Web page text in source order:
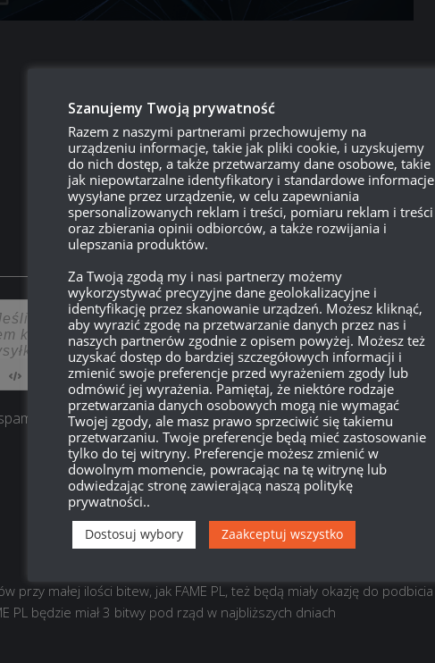
750
{} [+]
Dowiedz się, w jaki sposób przetwarzane są dane Twoich
przy małej ilości bitew, jak FAME PL, też będą miały okazję do podbicia
PL będzie miał 3 bitwy pod rząd w najbliższych dniach
Szanujemy Twoją prywatność
Razem z naszymi partnerami przechowujemy na
urządzeniu informacje, takie jak pliki cookie, i uzyskujemy
do nich dostęp, a także przetwarzamy dane osobowe, takie
jak niepowtarzalne identyfikatory i standardowe informacje
wysyłane przez urządzenie, w celu zapewniania
spersonalizowanych reklam i treści, pomiaru reklam i treści
oraz zbierania opinii odbiorców, a także rozwijania i
ulepszania produktów.
Za Twoją zgodą my i nasi partnerzy możemy
wykorzystywać precyzyjne dane geolokalizacyjne i
identyfikację przez skanowanie urządzeń. Możesz kliknąć,
aby wyrazić zgodę na przetwarzanie danych przez nas i
naszych partnerów zgodnie z opisem powyżej. Możesz też
uzyskać dostęp do bardziej szczegółowych informacji i
zmienić swoje preferencje przed wyrażeniem zgody lub
odmówić jej wyrażenia. Pamiętaj, że niektóre rodzaje
przetwarzania danych osobowych mogą nie wymagać
Twojej zgody, ale masz prawo sprzeciwić się takiemu
przetwarzaniu. Twoje preferencje będą mieć zastosowanie
tylko do tej witryny. Preferencje możesz zmienić w
dowolnym momencie, powracając na tę witrynę lub
odwiedzając stronę zawierającą naszą politykę
prywatności..
Dostosuj wybory Zaakceptuj wszystko